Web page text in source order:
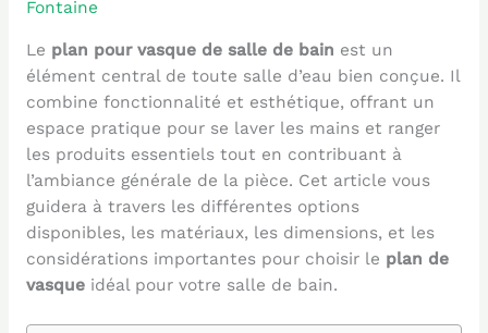
Fontaine
Le plan pour vasque de salle de bain est un
élément central de toute salle d’eau bien conçue. Il
combine fonctionnalité et esthétique, offrant un
espace pratique pour se laver les mains et ranger
les produits essentiels tout en contribuant à
l’ambiance générale de la pièce. Cet article vous
guidera à travers les différentes options
disponibles, les matériaux, les dimensions, et les
considérations importantes pour choisir le plan de
vasqueidéal pour votre salle de bain.